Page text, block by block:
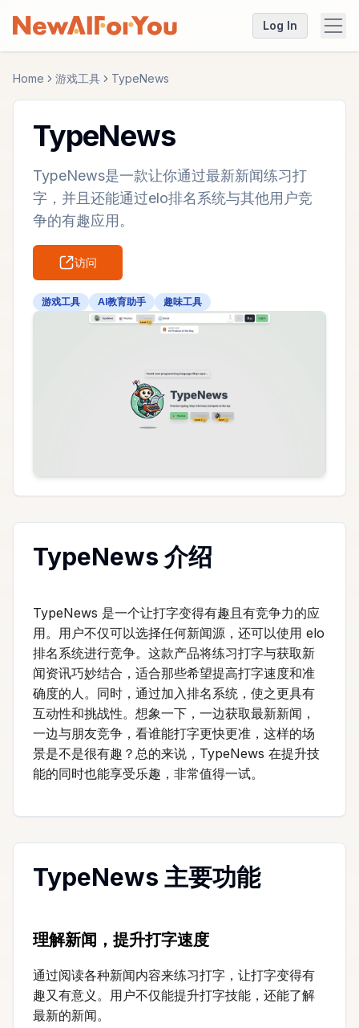
Log In
Home 游戏工具 TypeNews
TypeNews
TypeNews是一款让你通过最新新闻练习打
字，并且还能通过elo排名系统与其他用户竞
争的有趣应用。
访问
游戏工具 AI教育助手 趣味工具
TypeNews 介绍
TypeNews 是一个让打字变得有趣且有竞争力的应
用。用户不仅可以选择任何新闻源，还可以使用 elo
排名系统进行竞争。这款产品将练习打字与获取新
闻资讯巧妙结合，适合那些希望提高打字速度和准
确度的人。同时，通过加入排名系统，使之更具有
互动性和挑战性。想象一下，一边获取最新新闻，
一边与朋友竞争，看谁能打字更快更准，这样的场
景是不是很有趣？总的来说，TypeNews 在提升技
能的同时也能享受乐趣，非常值得一试。
TypeNews 主要功能
理解新闻，提升打字速度
通过阅读各种新闻内容来练习打字，让打字变得有
趣又有意义。用户不仅能提升打字技能，还能了解
最新的新闻。